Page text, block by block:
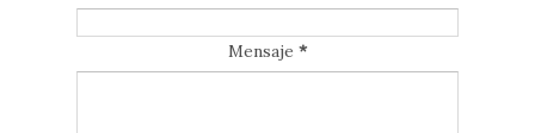
Mensaje *